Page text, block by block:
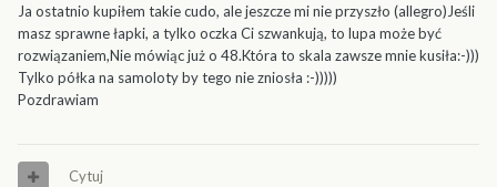
Ja ostatnio kupiłem takie cudo, ale jeszcze mi nie przyszło (allegro)Jeśli
masz sprawne łapki, a tylko oczka Ci szwankują, to lupa może być
rozwiązaniem,Nie mówiąc już o 48.Która to skala zawsze mnie kusiła:-)))
Tylko półka na samoloty by tego nie zniosła :-)))))
Pozdrawiam
Cytuj